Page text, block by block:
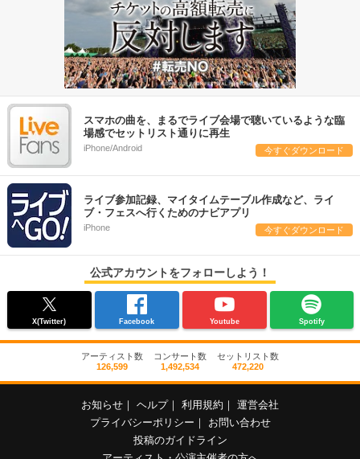
スマホの曲を、まるでライブ会場で聴いているような臨
場感でセットリスト通りに再生
iPhone/Android 今すぐダウンロード
ライブ参加記録、マイタイムテーブル作成など、ライ
ブ・フェスへ行くためのナビアプリ
iPhone 今すぐダウンロード
公式アカウントをフォローしよう！
X(Twitter) Facebook Youtube Spotify
アーティスト数
126,599
コンサート数
1,492,534
セットリスト数
472,220
お知らせ ヘルプ 利用規約
運営会社
プライバシーポリシー
お問い合わせ
投稿のガイドライン